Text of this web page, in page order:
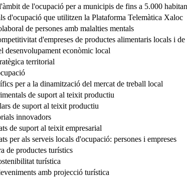
de l'ocupació per a municipis de fins a 5.000
d'ocupació que utilitzen la Plataforma Telemàtica Xaloc
de persones amb malalties mentals
d'empreses de productes alimentaris locals i de
desenvolupament econòmic local
territorial
per a la dinamització del mercat de treball local
de suport al teixit productiu
de suport al teixit productiu
innovadors
de suport al teixit empresarial
per als serveis locals d'ocupació: persones i empreses
de productes turístics
turística
amb projecció turística